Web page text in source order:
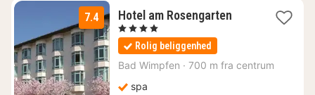
7.4 Hotel am Rosengarten1
kr.
, 4 Stjerner
Rolig beliggenhed
Bad Wimpfen · 700 m fra centrum
spa